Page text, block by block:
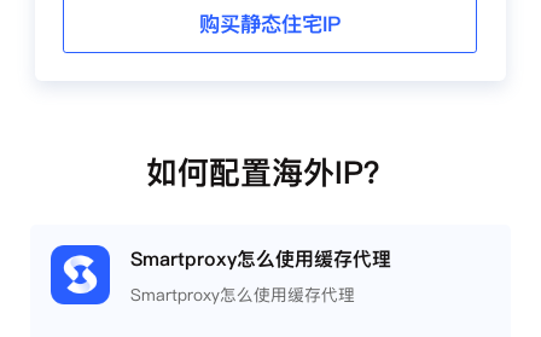
购买静态住宅IP
如何配置海外IP？
Smartproxy怎么使用缓存代理
Smartproxy怎么使用缓存代理